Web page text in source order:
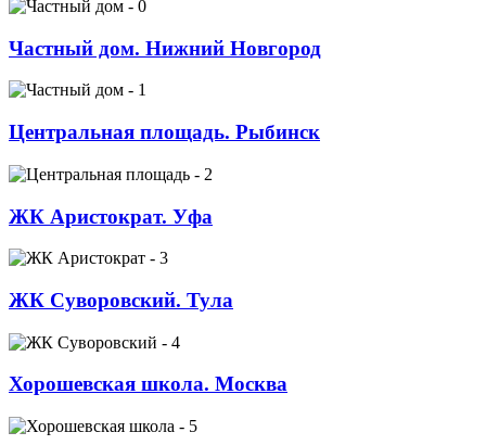
Частный дом. Нижний Новгород
Центральная площадь. Рыбинск
ЖК Аристократ. Уфа
ЖК Суворовский. Тула
Хорошевская школа. Москва